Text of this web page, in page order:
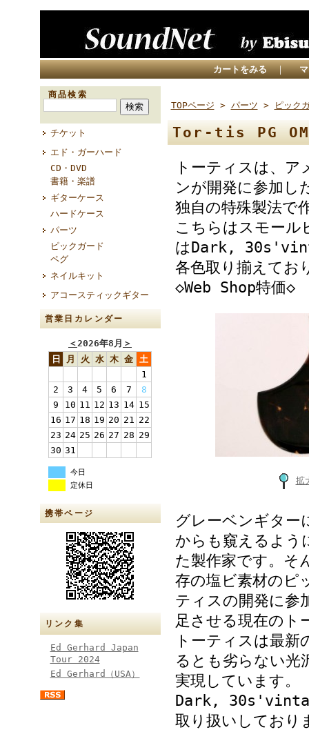
カートをみる ｜
商品検索
チケット
エド・ガーハード
CD・DVD
書籍・楽譜
ギターケース
ハードケース
パーツ
ピックガード
ペグ
ネイルキット
アコースティックギター
営業日カレンダー
＜2026年8月 ＞
日
月 火 水 木 金 土
1
2
3 4 5 6 7
8
9
10 11 12 13 14 15
16 17 18 19 20 21 22
23 24 25 26 27 28 29
30 31
今日
定休日
携帯ページ
リンク集
Ed Gerhard Japan
Tour 2024
Ed Gerhard（USA）
TOPページ > パーツ > ピック
Tor-tis PG
トーティスは、
ンが開発に参加し
独自の特殊製法で
こちらはスモール
はDark,
各色取り揃えてお
◇Web Shop特価◇
拡
グレーベンギター
からも窺えるよう
た製作家です。そ
存の塩ビ素材の
ティスの開発に参
足させる現在のト
トーティスは最
るとも劣らない光
実現しています。
Dark,
取り扱いしており